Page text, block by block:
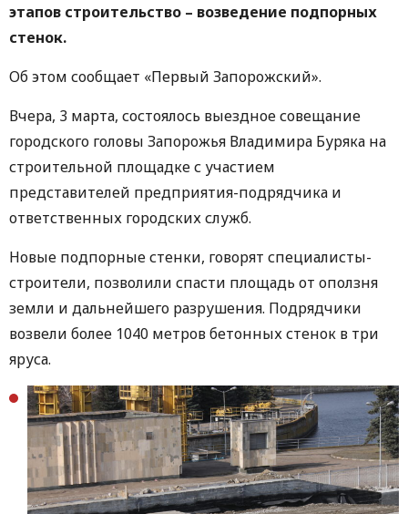
этапов строительство – возведение подпорных
стенок.
Об этом сообщает «Первый Запорожский».
Вчера, 3 марта, состоялось выездное совещание
городского головы Запорожья Владимира Буряка на
строительной площадке с участием
представителей предприятия-подрядчика и
ответственных городских служб.
Новые подпорные стенки, говорят специалисты-
строители, позволили спасти площадь от оползня
земли и дальнейшего разрушения. Подрядчики
возвели более 1040 метров бетонных стенок в три
яруса.